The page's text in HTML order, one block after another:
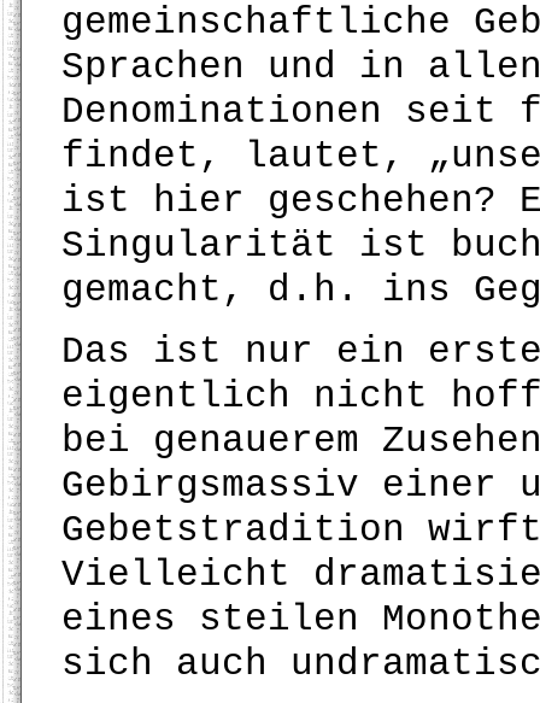
gemeinschaftliche
Sprachen und in
Denominationen seit
findet, lautet,
ist hier geschehen?
Singularität ist
gemacht, d.h. ins
Das ist nur ein
eigentlich nicht
bei genauerem
Gebirgsmassiv einer
Gebetstradition
Vielleicht
eines steilen
sich auch